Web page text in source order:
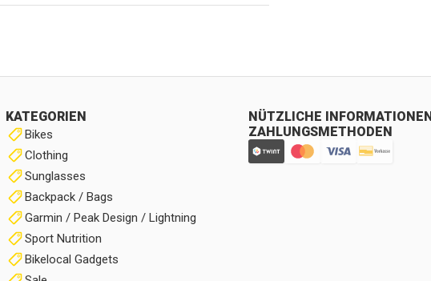
KATEGORIEN
Bikes
Clothing
Sunglasses
Backpack / Bags
Garmin / Peak Design / Lightning
Sport Nutrition
Bikelocal Gadgets
NÜTZLICHE INFORMATIONEN
ZAHLUNGSMETHODEN